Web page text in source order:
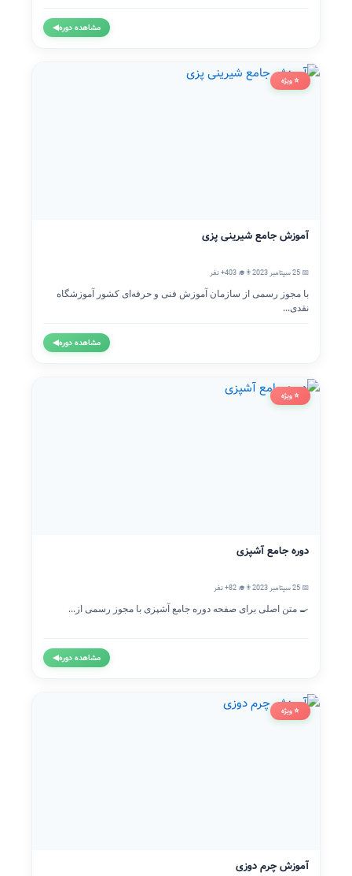
مشاهده دوره◀
⭐ ویژه
آموزش جامع شیرینی پزی
📅 25 سپتامبر 2023
👨‍🎓 403+ نفر
با مجوز رسمی از سازمان آموزش فنی و حرفه‌ای کشور آموزشگاه
نقدی...
مشاهده دوره◀
⭐ ویژه
دوره جامع آشپزی
📅 25 سپتامبر 2023
👨‍🎓 82+ نفر
🍳 متن اصلی برای صفحه دوره جامع آشپزی با مجوز رسمی از...
مشاهده دوره◀
⭐ ویژه
آموزش چرم دوزی